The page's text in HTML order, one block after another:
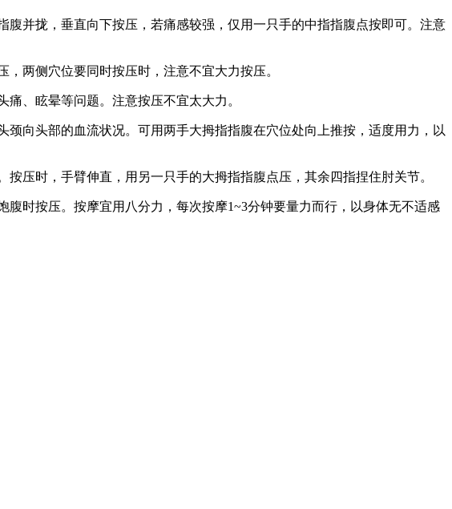
并拢，垂直向下按压，若痛感较强，仅用一只手的中指指腹点按即可。注意
两侧穴位要同时按压时，注意不宜大力按压。
、眩晕等问题。注意按压不宜太大力。
向头部的血流状况。可用两手大拇指指腹在穴位处向上推按，适度用力，以
时，手臂伸直，用另一只手的大拇指指腹点压，其余四指捏住肘关节。
时按压。按摩宜用八分力，每次按摩1~3分钟要量力而行，以身体无不适感